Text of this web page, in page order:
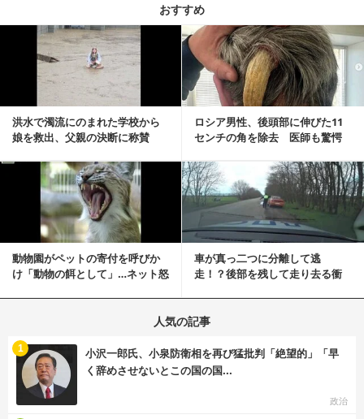
おすすめ
洪水で濁流にのまれた学校から
娘を救出、父親の決断に称賛
ロシア男性、後頭部に伸びた11
センチの角を除去 医師も驚愕
記事を読む
動物園がペットの寄付を呼びか
け「動物の餌として」…ネット怒
車が真っ二つに分離して逃
走！？後部を残して走り去る衝
記事を読む
人気の記事
小沢一郎氏、小泉防衛相を再び猛批判「絶望的」「早
く辞めさせないとこの国の国...
政治
1